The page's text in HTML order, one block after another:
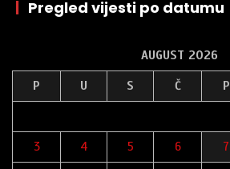
| Pregled vijesti po datumu
AUGUST 2026
P U S Č P
3 4 5 6 7